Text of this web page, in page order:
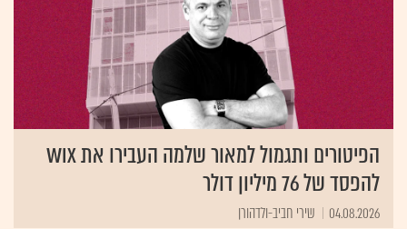
הפיטורים ותגמול למאור שלמה העבירו את Wix
להפסד של 76 מיליון דולר
04.08.2026 שירי חביב-ולדהורן